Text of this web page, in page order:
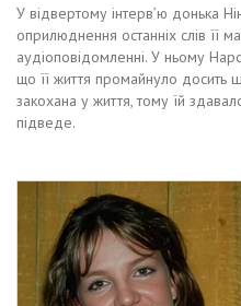
У відвертому інтерв’ю донька
оприлюднення останніх слів її
аудіоповідомленні. У ньому
що її життя промайнуло
закохана у життя, тому їй
підведе.